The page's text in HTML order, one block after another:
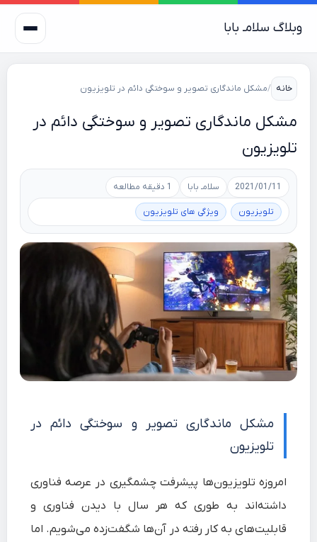
وبلاگ سلامـ بابا
خانه /مشکل ماندگاری تصویر و سوختگی دائم در تلویزیون
مشکل ماندگاری تصویر و سوختگی دائم در
تلویزیون
2021/01/11 سلامـ بابا 1 دقیقه مطالعه
تلویزیون ویژگی های تلویزیون
مشکل ماندگاری تصویر و سوختگی دائم در
تلویزیون
امروزه تلویزیون‌ها پیشرفت چشمگیری در عرصه فناوری
داشته‌اند به طوری که هر سال با دیدن فناوری و
قابلیت‌های به کار رفته در آن‌ها شگفت‌زده می‌شویم. اما